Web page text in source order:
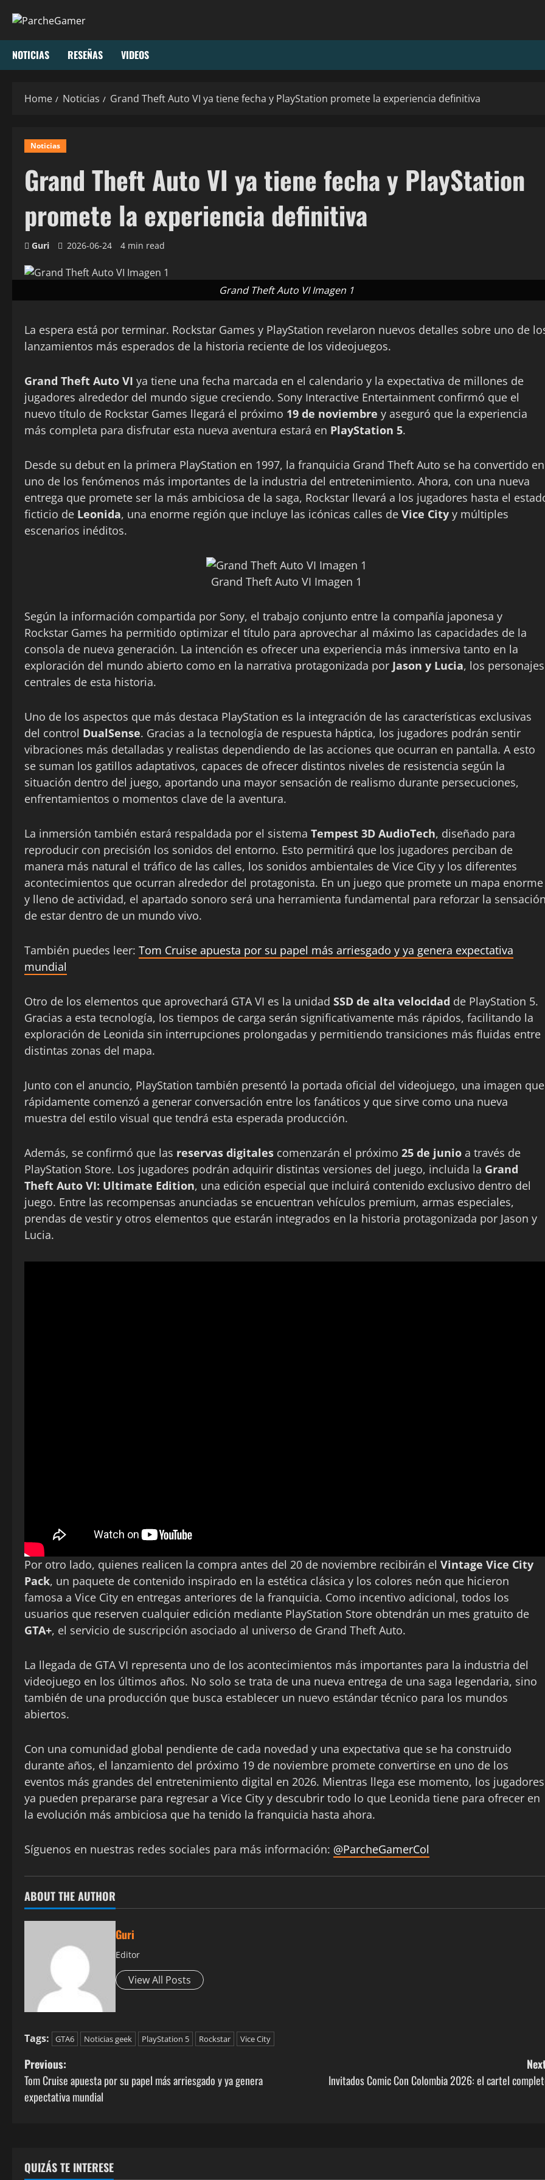
NOTICIAS RESEÑAS VIDEOS
Home Noticias Grand Theft Auto VI ya tiene fecha y PlayStation promete la experiencia definitiva
Noticias
Grand Theft Auto VI ya tiene fecha y PlayStation
promete la experiencia definitiva
Guri 2026-06-24 4 min read
Grand Theft Auto VI Imagen 1
La espera está por terminar. Rockstar Games y PlayStation revelaron nuevos detalles sobre uno de
lanzamientos más esperados de la historia reciente de los videojuegos.
Grand Theft Auto VI ya tiene una fecha marcada en el calendario y la expectativa de millones de
jugadores alrededor del mundo sigue creciendo. Sony Interactive Entertainment confirmó que el
nuevo título de Rockstar Games llegará el próximo 19 de noviembre y aseguró que la experiencia
más completa para disfrutar esta nueva aventura estará en PlayStation 5.
Desde su debut en la primera PlayStation en 1997, la franquicia Grand Theft Auto se ha convertido en
uno de los fenómenos más importantes de la industria del entretenimiento. Ahora, con una nueva
entrega que promete ser la más ambiciosa de la saga, Rockstar llevará a los jugadores hasta el
ficticio de Leonida, una enorme región que incluye las icónicas calles de Vice City y múltiples
escenarios inéditos.
Grand Theft Auto VI Imagen 1
Según la información compartida por Sony, el trabajo conjunto entre la compañía japonesa y
Rockstar Games ha permitido optimizar el título para aprovechar al máximo las capacidades de la
consola de nueva generación. La intención es ofrecer una experiencia más inmersiva tanto en la
exploración del mundo abierto como en la narrativa protagonizada por Jason y Lucia, los personajes
centrales de esta historia.
Uno de los aspectos que más destaca PlayStation es la integración de las características exclusivas
del control DualSense. Gracias a la tecnología de respuesta háptica, los jugadores podrán sentir
vibraciones más detalladas y realistas dependiendo de las acciones que ocurran en pantalla. A esto
se suman los gatillos adaptativos, capaces de ofrecer distintos niveles de resistencia según la
situación dentro del juego, aportando una mayor sensación de realismo durante persecuciones,
enfrentamientos o momentos clave de la aventura.
La inmersión también estará respaldada por el sistema Tempest 3D AudioTech, diseñado para
reproducir con precisión los sonidos del entorno. Esto permitirá que los jugadores perciban de
manera más natural el tráfico de las calles, los sonidos ambientales de Vice City y los diferentes
acontecimientos que ocurran alrededor del protagonista. En un juego que promete un mapa enorme
y lleno de actividad, el apartado sonoro será una herramienta fundamental para reforzar la
de estar dentro de un mundo vivo.
También puedes leer: Tom Cruise apuesta por su papel más arriesgado y ya genera expectativa
mundial
Otro de los elementos que aprovechará GTA VI es la unidad SSD de alta velocidad de PlayStation 5.
Gracias a esta tecnología, los tiempos de carga serán significativamente más rápidos, facilitando la
exploración de Leonida sin interrupciones prolongadas y permitiendo transiciones más fluidas entre
distintas zonas del mapa.
Junto con el anuncio, PlayStation también presentó la portada oficial del videojuego, una imagen que
rápidamente comenzó a generar conversación entre los fanáticos y que sirve como una nueva
muestra del estilo visual que tendrá esta esperada producción.
Además, se confirmó que las reservas digitales comenzarán el próximo 25 de junio a través de
PlayStation Store. Los jugadores podrán adquirir distintas versiones del juego, incluida la Grand
Theft Auto VI: Ultimate Edition, una edición especial que incluirá contenido exclusivo dentro del
juego. Entre las recompensas anunciadas se encuentran vehículos premium, armas especiales,
prendas de vestir y otros elementos que estarán integrados en la historia protagonizada por Jason y
Lucia.
Por otro lado, quienes realicen la compra antes del 20 de noviembre recibirán el Vintage Vice City
Pack, un paquete de contenido inspirado en la estética clásica y los colores neón que hicieron
famosa a Vice City en entregas anteriores de la franquicia. Como incentivo adicional, todos los
usuarios que reserven cualquier edición mediante PlayStation Store obtendrán un mes gratuito de
GTA+, el servicio de suscripción asociado al universo de Grand Theft Auto.
La llegada de GTA VI representa uno de los acontecimientos más importantes para la industria del
videojuego en los últimos años. No solo se trata de una nueva entrega de una saga legendaria, sino
también de una producción que busca establecer un nuevo estándar técnico para los mundos
abiertos.
Con una comunidad global pendiente de cada novedad y una expectativa que se ha construido
durante años, el lanzamiento del próximo 19 de noviembre promete convertirse en uno de los
eventos más grandes del entretenimiento digital en 2026. Mientras llega ese momento, los jugadores
ya pueden prepararse para regresar a Vice City y descubrir todo lo que Leonida tiene para ofrecer en
la evolución más ambiciosa que ha tenido la franquicia hasta ahora.
Síguenos en nuestras redes sociales para más información: @ParcheGamerCol
ABOUT THE AUTHOR
Guri
Editor
View All Posts
Tags: GTA6 Noticias geek PlayStation 5 Rockstar Vice City
P
o
n
Previous:
Tom Cruise apuesta por su papel más arriesgado y ya genera
expectativa mundial
Invitados Comic Con Colombia 2026: el cartel
QUIZÁS TE INTERESE